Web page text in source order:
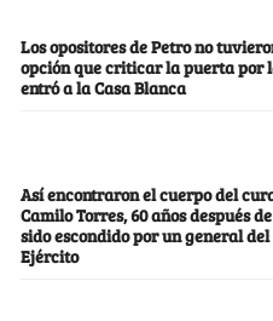
Los opositores de Petro no
opción que criticar la puerta por
entró a la Casa Blanca
Así encontraron el cuerpo del
Camilo Torres, 60 años después
sido escondido por un general del
Ejército